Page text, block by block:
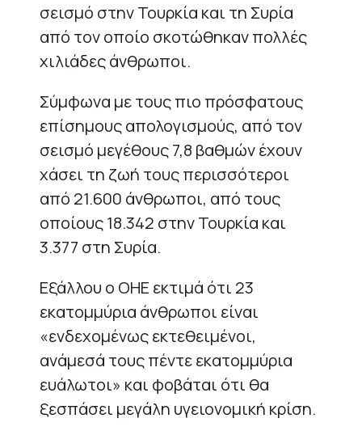
σεισμό στην Τουρκία και τη Συρία
από τον οποίο σκοτώθηκαν πολλές
χιλιάδες άνθρωποι.
Σύμφωνα με τους πιο πρόσφατους
επίσημους απολογισμούς, από τον
σεισμό μεγέθους 7,8 βαθμών έχουν
χάσει τη ζωή τους περισσότεροι
από 21.600 άνθρωποι, από τους
οποίους 18.342 στην Τουρκία και
3.377 στη Συρία.
Εξάλλου ο ΟΗΕ εκτιμά ότι 23
εκατομμύρια άνθρωποι είναι
«ενδεχομένως εκτεθειμένοι,
ανάμεσά τους πέντε εκατομμύρια
ευάλωτοι» και φοβάται ότι θα
ξεσπάσει μεγάλη υγειονομική κρίση.